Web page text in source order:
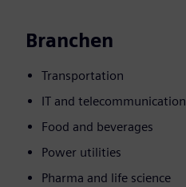
Branchen
Transportation
IT and telecommunication
Food and beverages
Power utilities
Pharma and life science